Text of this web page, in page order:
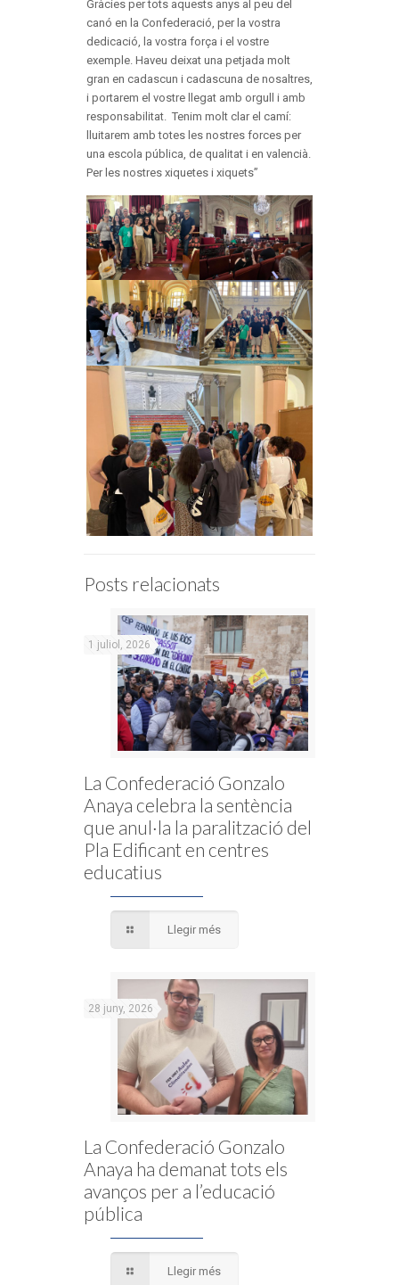
Gràcies per tots aquests anys al peu del
canó en la Confederació, per la vostra
dedicació, la vostra força i el vostre
exemple. Haveu deixat una petjada molt
gran en cadascun i cadascuna de nosaltres,
i portarem el vostre llegat amb orgull i amb
responsabilitat. Tenim molt clar el camí:
lluitarem amb totes les nostres forces per
una escola pública, de qualitat i en valencià.
Per les nostres xiquetes i xiquets”
Posts relacionats
1 juliol, 2026
La Confederació Gonzalo
Anaya celebra la sentència
que anul·la la paralització del
Pla Edificant en centres
educatius
Llegir més
28 juny, 2026
La Confederació Gonzalo
Anaya ha demanat tots els
avanços per a l’educació
pública
Llegir més